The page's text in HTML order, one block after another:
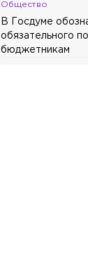
Общество
В Госдуме
обязательного
бюджетникам